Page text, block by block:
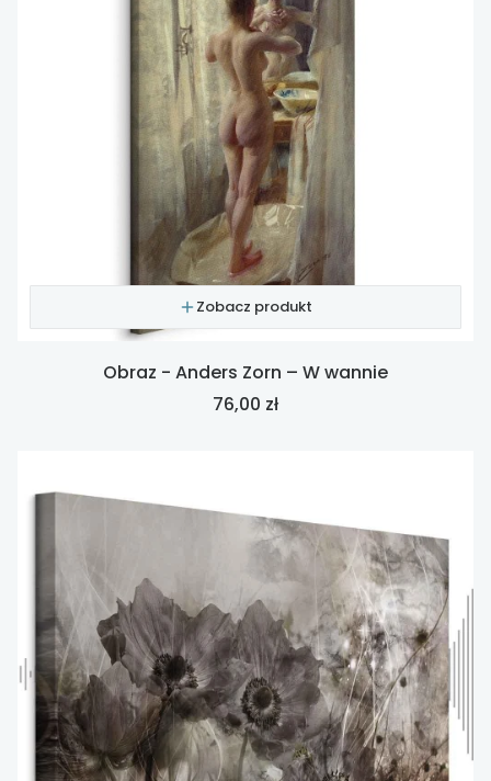
Zobacz produkt
Obraz - Anders Zorn – W wannie
Cena
76,00 zł